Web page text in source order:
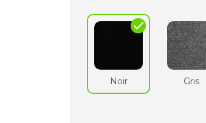
check
Noir Gris